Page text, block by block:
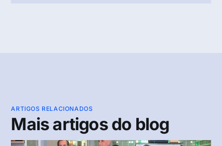
ARTIGOS RELACIONADOS
Mais artigos do blog